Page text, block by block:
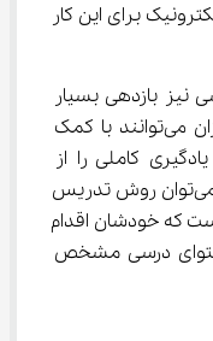
برای این کار
بازدهی بسیار
خوبی مشاهده می‌شود و دانش‌آموزان می‌توانند با کمک
کاملی را از
مطالب کتاب درسی تجربه کنند. حتی می‌توان روش تدریس
دانش‌آموزان خواست که خودشان اقدام
درسی مشخص